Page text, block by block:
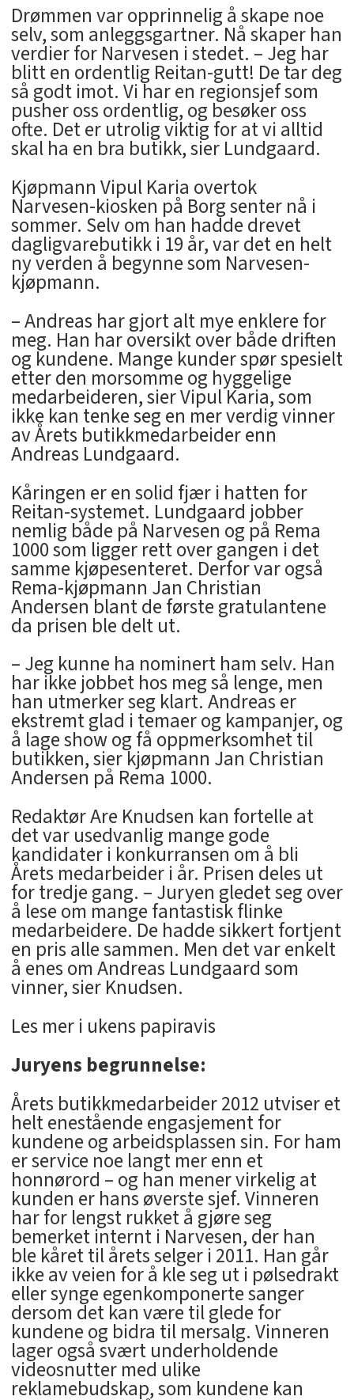
Drømmen var opprinnelig å skape noe
selv, som anleggsgartner. Nå skaper han
verdier for Narvesen i stedet. – Jeg har
blitt en ordentlig Reitan-gutt! De tar deg
så godt imot. Vi har en regionsjef som
pusher oss ordentlig, og besøker oss
ofte. Det er utrolig viktig for at vi alltid
skal ha en bra butikk, sier Lundgaard.
Kjøpmann Vipul Karia overtok
Narvesen-kiosken på Borg senter nå i
sommer. Selv om han hadde drevet
dagligvarebutikk i 19 år, var det en helt
ny verden å begynne som Narvesen-
kjøpmann.
– Andreas har gjort alt mye enklere for
meg. Han har oversikt over både driften
og kundene. Mange kunder spør spesielt
etter den morsomme og hyggelige
medarbeideren, sier Vipul Karia, som
ikke kan tenke seg en mer verdig vinner
av Årets butikkmedarbeider enn
Andreas Lundgaard.
Kåringen er en solid fjær i hatten for
Reitan-systemet. Lundgaard jobber
nemlig både på Narvesen og på Rema
1000 som ligger rett over gangen i det
samme kjøpesenteret. Derfor var også
Rema-kjøpmann Jan Christian
Andersen blant de første gratulantene
da prisen ble delt ut.
– Jeg kunne ha nominert ham selv. Han
har ikke jobbet hos meg så lenge, men
han utmerker seg klart. Andreas er
ekstremt glad i temaer og kampanjer, og
å lage show og få oppmerksomhet til
butikken, sier kjøpmann Jan Christian
Andersen på Rema 1000.
Redaktør Are Knudsen kan fortelle at
det var usedvanlig mange gode
kandidater i konkurransen om å bli
Årets medarbeider i år. Prisen deles ut
for tredje gang. – Juryen gledet seg over
å lese om mange fantastisk flinke
medarbeidere. De hadde sikkert fortjent
en pris alle sammen. Men det var enkelt
å enes om Andreas Lundgaard som
vinner, sier Knudsen.
Les mer i ukens papiravis
Juryens begrunnelse:
Årets butikkmedarbeider 2012 utviser et
helt enestående engasjement for
kundene og arbeidsplassen sin. For ham
er service noe langt mer enn et
honnørord – og han mener virkelig at
kunden er hans øverste sjef. Vinneren
har for lengst rukket å gjøre seg
bemerket internt i Narvesen, der han
ble kåret til årets selger i 2011. Han går
ikke av veien for å kle seg ut i pølsedrakt
eller synge egenkomponerte sanger
dersom det kan være til glede for
kundene og bidra til mersalg. Vinneren
lager også svært underholdende
videosnutter med ulike
reklamebudskap, som kundene kan